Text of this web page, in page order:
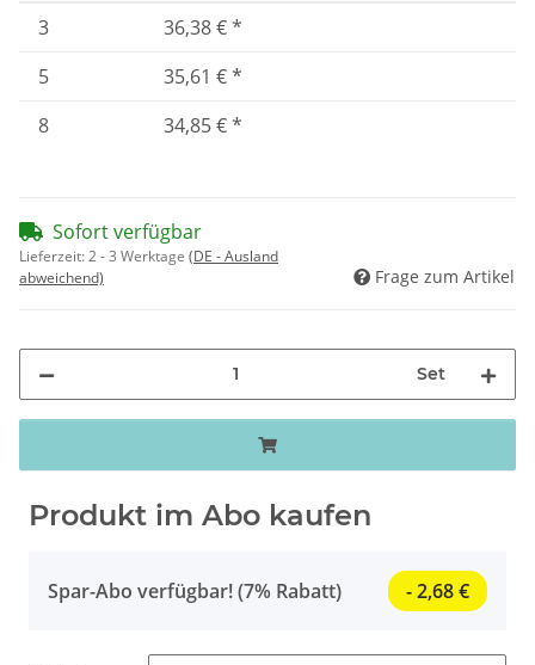
3
36,38 €*
5
35,61 €*
8
34,85 €*
Sofort verfügbar
Lieferzeit:2 - 3 Werktage (DE - Ausland
abweichend)
Frage zum Artikel
Set
Produkt im Abo kaufen
Spar-Abo verfügbar! (7% Rabatt) - 2,68 €